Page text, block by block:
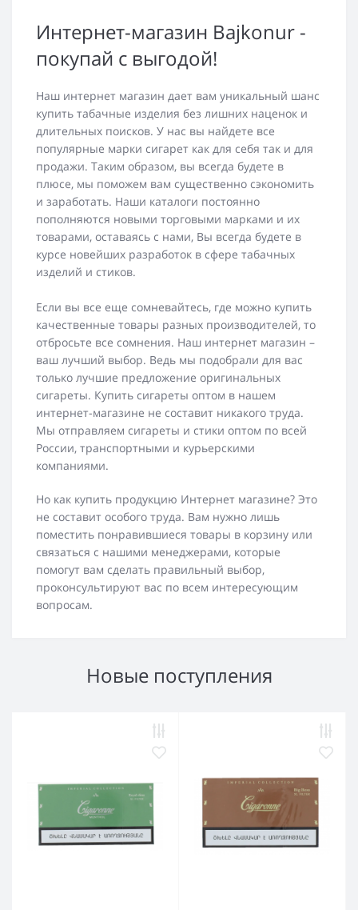
Интернет-магазин Bajkonur -
покупай с выгодой!
Наш интернет магазин дает вам уникальный шанс
купить табачные изделия без лишних наценок и
длительных поисков. У нас вы найдете все
популярные марки сигарет как для себя так и для
продажи. Таким образом, вы всегда будете в
плюсе, мы поможем вам существенно сэкономить
и заработать. Наши каталоги постоянно
пополняются новыми торговыми марками и их
товарами, оставаясь с нами, Вы всегда будете в
курсе новейших разработок в сфере табачных
изделий и стиков.
Если вы все еще сомневайтесь, где можно купить
качественные товары разных производителей, то
отбросьте все сомнения. Наш интернет магазин –
ваш лучший выбор. Ведь мы подобрали для вас
только лучшие предложение оригинальных
сигареты. Купить сигареты оптом в нашем
интернет-магазине не составит никакого труда.
Мы отправляем сигареты и стики оптом по всей
России, транспортными и курьерскими
компаниями.
Но как купить продукцию Интернет магазине? Это
не составит особого труда. Вам нужно лишь
поместить понравившиеся товары в корзину или
связаться с нашими менеджерами, которые
помогут вам сделать правильный выбор,
проконсультируют вас по всем интересующим
вопросам.
Новые поступления